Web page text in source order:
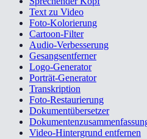
Text zu Video
Foto-Kolorierung
Cartoon-Filter
Audio-Verbesserung
Gesangsentferner
Logo-Generator
Porträt-Generator
Transkription
Foto-Restaurierung
Dokumentübersetzer
Video-Hintergrund entfernen